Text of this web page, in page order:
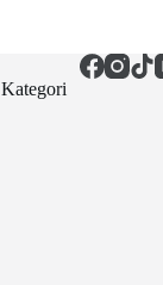
Kategori